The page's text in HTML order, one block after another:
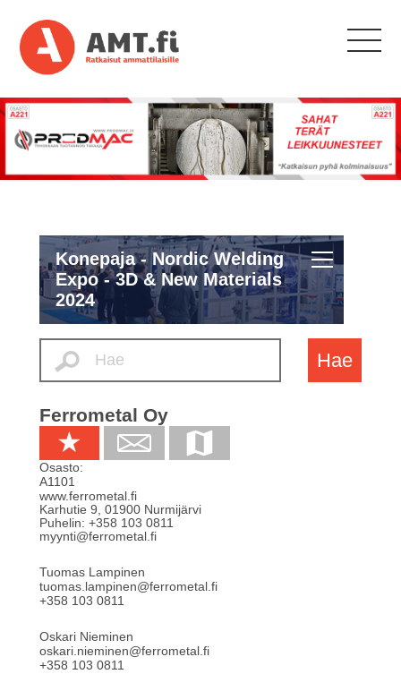
Konepaja - Nordic Welding
Expo - 3D & New Materials
2024
Hae
Ferrometal Oy
Osasto:
A1101
www.ferrometal.fi
Karhutie 9 01900 Nurmijärvi
Puhelin: +358 103 0811
myynti@ferrometal.fi
Tuomas Lampinen
tuomas.lampinen@ferrometal.fi
+358 103 0811
Oskari Nieminen
oskari.nieminen@ferrometal.fi
+358 103 0811